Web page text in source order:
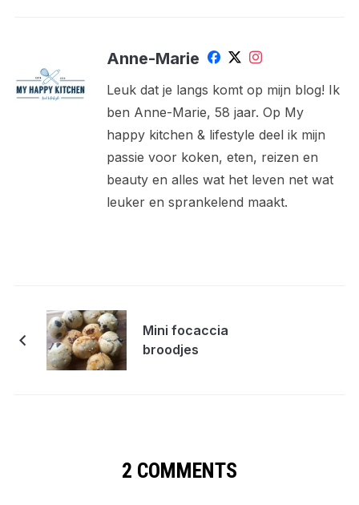
Anne-Marie
Leuk dat je langs komt op mijn blog! Ik
ben Anne-Marie, 58 jaar. Op My
happy kitchen & lifestyle deel ik mijn
passie voor koken, eten, reizen en
beauty en alles wat het leven net wat
leuker en sprankelend maakt.
Mini focaccia
broodjes
2 COMMENTS